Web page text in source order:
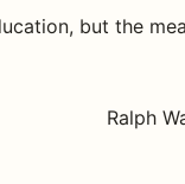
but the
Ralph